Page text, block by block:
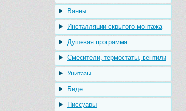
Ванны
Инсталляции скрытого монтажа
Душевая программа
Смесители, термостаты, вентили
Унитазы
Биде
Писсуары